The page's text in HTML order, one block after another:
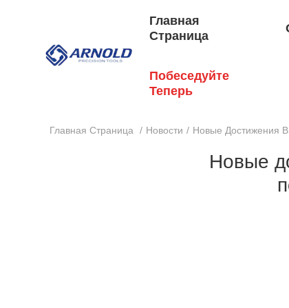
Главная
Страница
Побеседуйте
Теперь
Главная Страница / Новости / Новые Достижения
Новые